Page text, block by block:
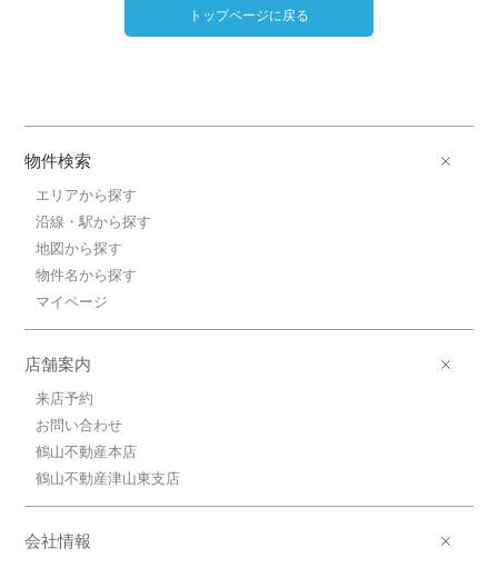
トップページに戻る
物件検索
エリアから探す
沿線・駅から探す
地図から探す
物件名から探す
マイページ
店舗案内
来店予約
お問い合わせ
鶴山不動産本店
鶴山不動産津山東支店
会社情報